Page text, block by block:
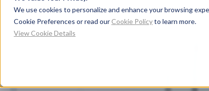
We use cookies to personalize and enhance your browsing
Cookie Preferences or read our Cookie Policyto learn more.
View Cookie Details